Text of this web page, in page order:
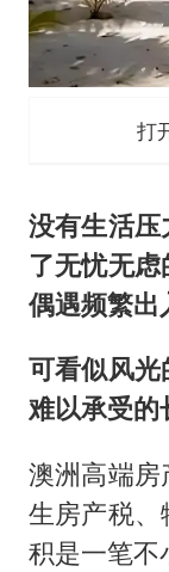
打
没有生活
了无忧无
偶遇频繁出
可看似风
难以承受的
澳洲高端
生房产税
积是一笔不